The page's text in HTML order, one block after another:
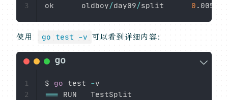
ok      oldboy/day09/split 0 .
3
使用 go test -v 可以看到详细内容：
$ go test -
===
1
2